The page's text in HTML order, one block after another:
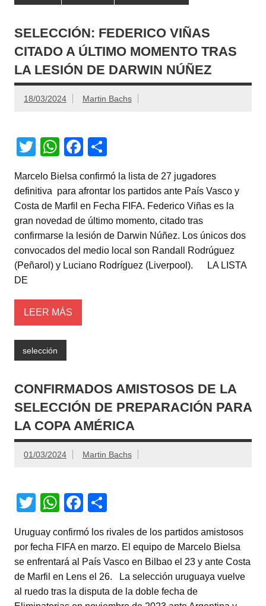
SELECCIÓN: FEDERICO VIÑAS
CITADO A ÚLTIMO MOMENTO TRAS
LA LESIÓN DE DARWIN NÚÑEZ
18/03/2024 Martin Bachs
T
tt
er
W
at
s
A
p
p
F
c
e
b
o
o
m
p
ar
tir
Marcelo Bielsa confirmó la lista de 27 jugadores
definitiva para afrontar los partidos ante País Vasco y
Costa de Marfil en Fecha FIFA. Federico Viñas es la
gran novedad de último momento, citado tras
confirmarse la lesión de Darwin Núñez. Los únicos dos
convocados del medio local son Randall Rodrúguez
(Peñarol) y Luciano Rodríguez (Liverpool). LA LISTA
DE
LEER MÁS
selección
CONFIRMADOS AMISTOSOS DE LA
SELECCIÓN DE PREPARACIÓN PARA
LA COPA AMÉRICA
01/03/2024 Martin Bachs
T
tt
er
W
at
s
A
p
F
a
c
e
b
o
m
p
ar
tir
Uruguay confirmó los rivales de los partidos amistosos
por fecha FIFA en marzo. El equipo de Marcelo Bielsa
se enfrentará al País Vasco en Bilbao el 23 y ante Costa
de Marfil en Lens el 26. La selección uruguaya vuelve
al ruedo tras la disputa de la doble fecha de